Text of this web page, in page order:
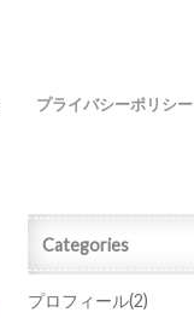
プライバシーポリシー
Categories
プロフィール(2)